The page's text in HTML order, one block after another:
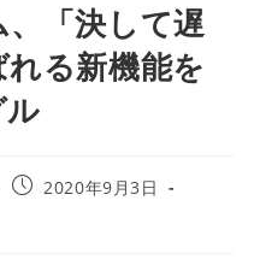
「決して遅
る新機能を
投
2020年9月3日